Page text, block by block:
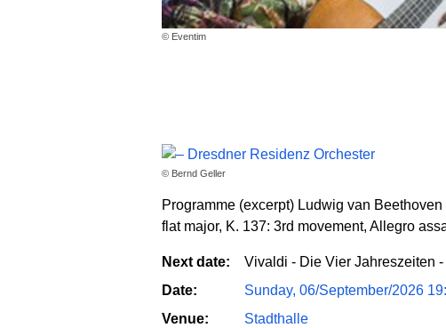
© Eventim
© Bernd Geller
Programme (excerpt) Ludwig van
flat major, K. 137: 3rd movement, Allegro
Next date:
Vivaldi - Die Vier Jahreszeiten
Date:
Sunday, 06/September/2026
Venue:
Stadthalle